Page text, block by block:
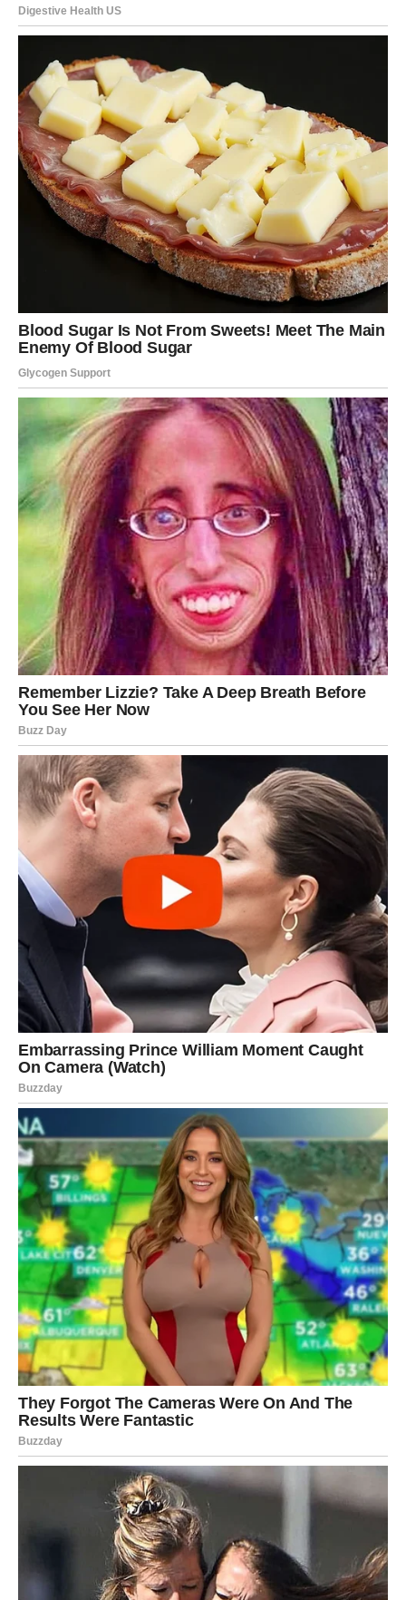
Najveća karmička nagrada za Jarca u sledećoj nedelji nije
materijalna, već unutrašnja. Osećaš kako se teret sa
ramena polako spušta. Ne moraš više da kontrolišeš sve.
Ne moraš da nosiš odgovornost za ceo svet. Učiš da
pustiš, a da ne izgubiš sebe.
Ovo je period u kojem shvataš da snaga ne znači stalnu
borbu. Prava snaga je znati kada stati, kada se osloniti na
nekoga i kada sebi reći: „Dosta je.“ Karma ti vraća upravo
to – pravo na mir.
Zdravlje i energija: oporavak
dolazi prirodno
Kako se emotivni pritisak smanjuje, tako se i telo
oporavlja. Sledeća nedelja donosi više energije, bolji san
i osećaj stabilnosti. Prijaće ti rutina, ali i mali luksuzi: topla
večera, tišina, vreme za sebe. Jarac se regeneriše kroz
sigurnost – a sada je konačno imaš.